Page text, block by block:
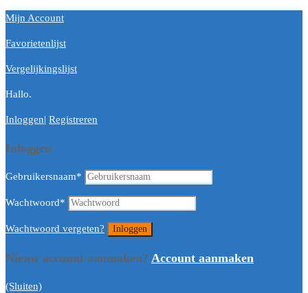
Mijn Account
Favorietenlijst
Vergelijkingslijst
Hallo.
Inloggen| Registreren
Inloggen
Gebruikersnaam*
Wachtwoord*
Wachtwoord vergeten?
Nieuw account aanmaken? Account aanmaken
(Sluiten)